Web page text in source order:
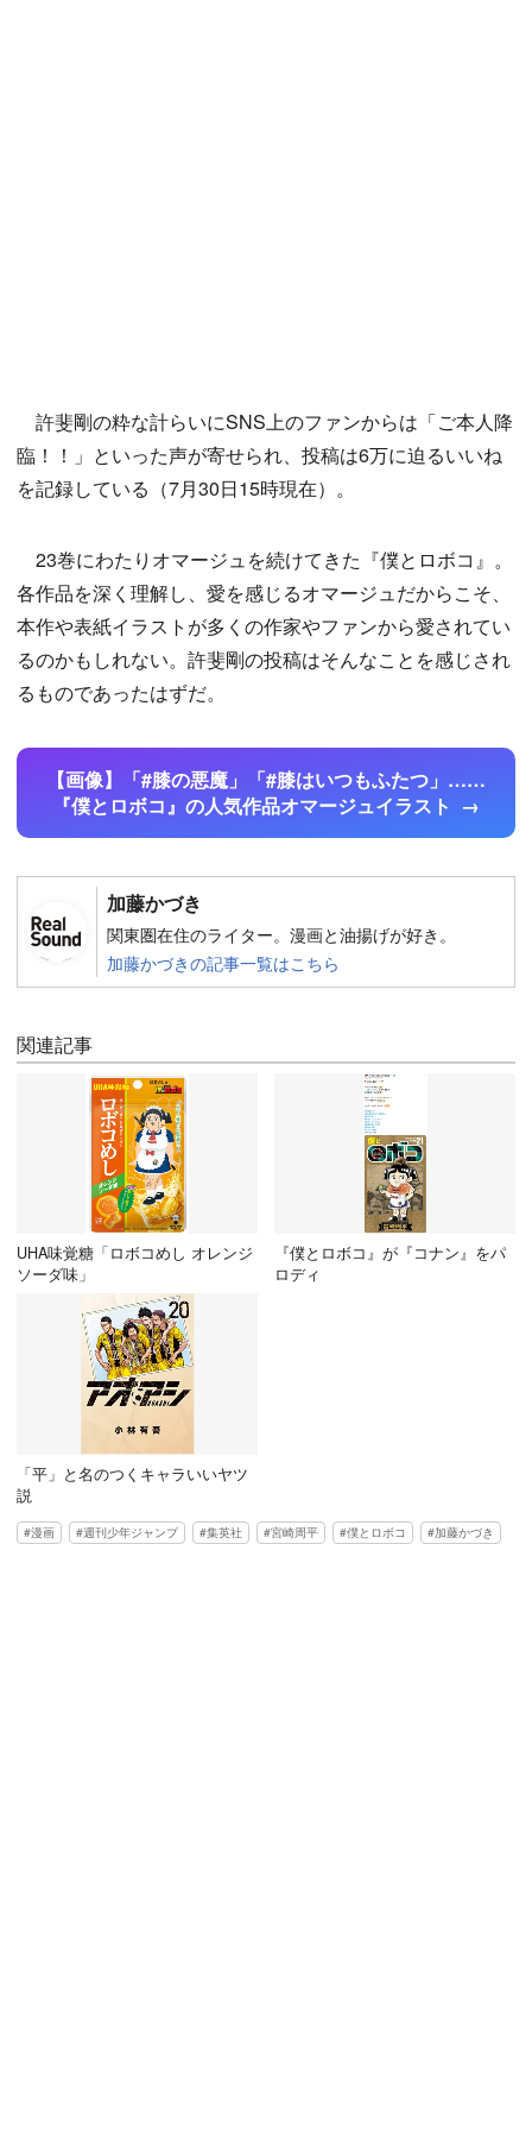
許斐剛の粋な計らいにSNS上のファンからは「ご本人降
臨！！」といった声が寄せられ、投稿は6万に迫るいいね
を記録している（7月30日15時現在）。
23巻にわたりオマージュを続けてきた『僕とロボコ』。
各作品を深く理解し、愛を感じるオマージュだからこそ、
本作や表紙イラストが多くの作家やファンから愛されてい
るのかもしれない。許斐剛の投稿はそんなことを感じされ
るものであったはずだ。
【画像】「#膝の悪魔」「#膝はいつもふたつ」……
『僕とロボコ』の人気作品オマージュイラスト
加藤かづき
関東圏在住のライター。漫画と油揚げが好き。
加藤かづきの記事一覧はこちら
関連記事
UHA味覚糖「ロボコめし オレンジ
ソーダ味」
『僕とロボコ』が『コナン』をパ
ロディ
「平」と名のつくキャラいいヤツ
説
漫画 週刊少年ジャンプ 集英社 宮崎周平 僕とロボコ 加藤かづき